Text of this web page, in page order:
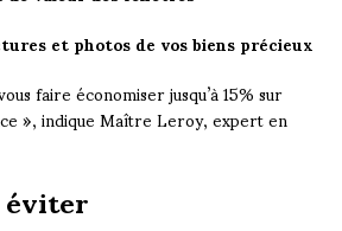
et photos de vos biens précieux
faire économiser jusqu’à 15% sur
», indique Maître Leroy, expert en